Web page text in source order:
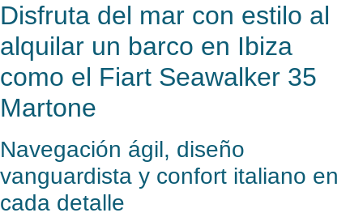
Disfruta del mar con estilo al
alquilar un barco en Ibiza
como el Fiart Seawalker 35
Martone
Navegación ágil, diseño
vanguardista y confort italiano en
cada detalle